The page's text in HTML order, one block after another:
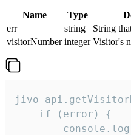
Name Type
err
string
String
visitorNumber integer Visitor's
    if (error) {